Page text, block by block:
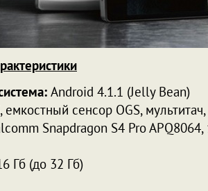
Android 4.1.1 (Jelly Bean)
емкостный сенсор OGS,
Snapdragon S4 Pro
Гб (до 32 Гб)